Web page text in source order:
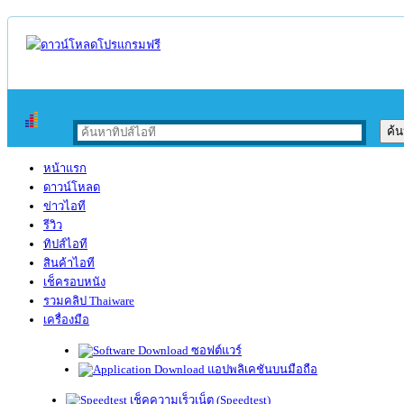
หน้าแรก
ดาวน์โหลด
ข่าวไอที
รีวิว
ทิปส์ไอที
สินค้าไอที
เช็ครอบหนัง
รวมคลิป Thaiware
เครื่องมือ
ซอฟต์แวร์
แอปพลิเคชันบนมือถือ
เช็คความเร็วเน็ต (Speedtest)